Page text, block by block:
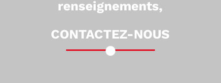
renseignements,
CONTACTEZ-NOUS